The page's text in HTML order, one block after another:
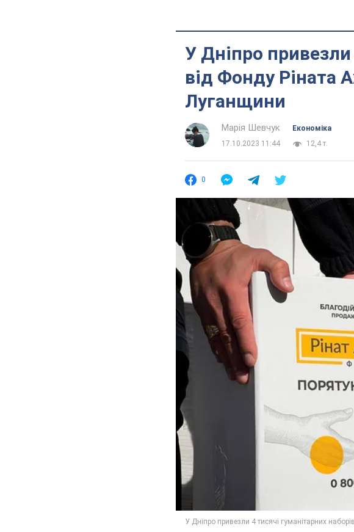
У Дніпро привезли
від Фонду Ріната
Луганщини
Марія Шевчук
Економіка
17.10.2023 11:44
12,4 т.
0